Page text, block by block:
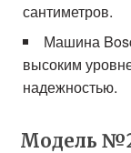
сантиметров.
Машина
высоким
надежностью.
Модель №2